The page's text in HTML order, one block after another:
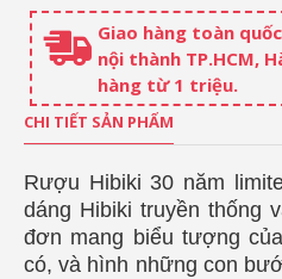
Giao hàng toàn
nội thành TP.HCM,
hàng từ 1 triệu.
CHI TIẾT SẢN PHẨM
Rượu Hibiki 30 năm
dáng Hibiki truyền thống
đơn mang biểu tượng
có, và hình những con